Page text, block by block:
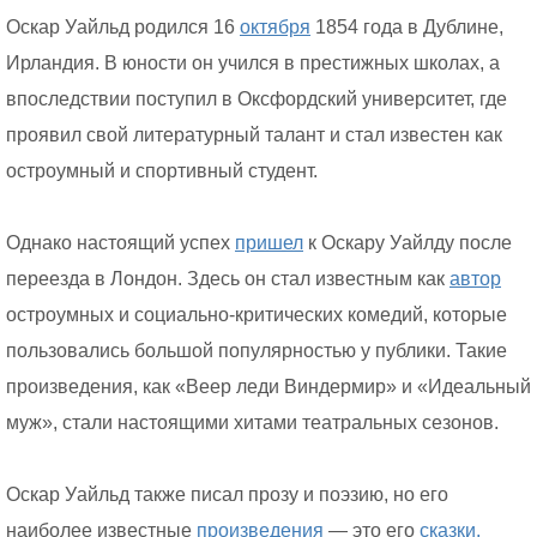
Оскар Уайльд родился 16 октября 1854 года в Дублине,
Ирландия. В юности он учился в престижных школах, а
впоследствии поступил в Оксфордский университет, где
проявил свой литературный талант и стал известен как
остроумный и спортивный студент.
Однако настоящий успех пришел к Оскару Уайлду после
переезда в Лондон. Здесь он стал известным как автор
остроумных и социально-критических комедий, которые
пользовались большой популярностью у публики. Такие
произведения, как «Веер леди Виндермир» и «Идеальный
муж», стали настоящими хитами театральных сезонов.
Оскар Уайльд также писал прозу и поэзию, но его
наиболее известные произведения — это его сказки.